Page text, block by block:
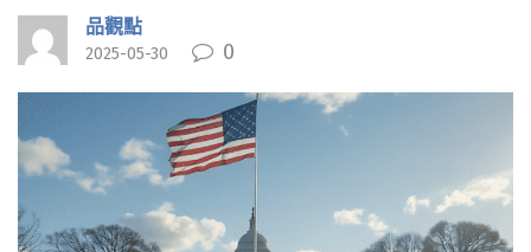
品觀點
2025-05-30 0